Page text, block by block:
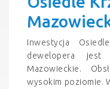
Inwestycja
dewelopera jest
Mazowieckie.
wysokim poziomie.